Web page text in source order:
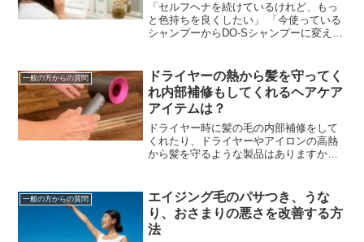
「セルフヘナを続けているけれど、もっ
と色持ちを良くしたい」 「今使っている
シャンプーからDO-Sシャンプーに変えた
にキープするか...
一般の方からの質問
ドライヤーの熱から髪を守ってく
れ内部補修もしてくれるヘアケア
アイテムは？
ドライヤー時に髪の毛の内部補修をして
くれたり、ドライヤーやアイロンの高熱
から髪を守るような製品はありますか？
なんかで髪の毛のケラ...
一般の方からの質問
エイジング毛のパサつき、うな
り、おさまりの悪さを改善する方
法